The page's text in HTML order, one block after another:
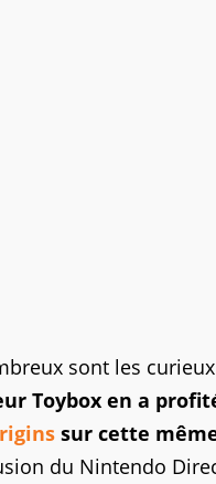
sont les
Toybox en a
sur cette
du Nintendo